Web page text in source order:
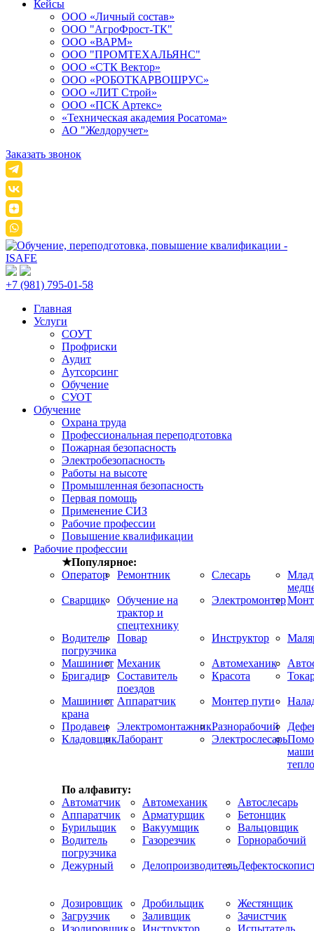
Кейсы
ООО «Личный состав»
ООО "АгроФрост-ТК"
ООО «ВАРМ»
ООО "ПРОМТЕХАЛЬЯНС"
ООО «СТК Вектор»
ООО «РОБОТКАРВОШРУС»
ООО «ЛИТ Строй»
ООО «ПСК Артекс»
«Техническая академия Росатома»
АО "Желдоручет»
Заказать звонок
+7 (981) 795-01-58
Главная
Услуги
СОУТ
Профриски
Аудит
Аутсорсинг
Обучение
СУОТ
Обучение
Охрана труда
Профессиональная переподготовка
Пожарная безопасность
Электробезопасность
Работы на высоте
Промышленная безопасность
Первая помощь
Применение СИЗ
Рабочие профессии
Повышение квалификации
Рабочие профессии
★Популярное:
Оператор
Ремонтник Слесарь
Сварщик
Обучение на
трактор и
спецтехнику
Электромонтер
Водитель
погрузчика
Повар Инструктор
Машинист Механик Автомеханик
Бригадир
Составитель
поездов
Красота
Машинист
крана
Аппаратчик Монтер пути
Продавец ЭлектромонтажникРазнорабочий
КладовщикЛаборант Электрослесарь
По алфавиту:
Автоматчик
Автомеханик
Автослесарь
Аппаратчик
Арматурщик
Бетонщик
Бурильщик
Вакуумщик
Вальцовщик
Водитель
погрузчика
Газорезчик Горнорабочий
Дежурный Делопроизводитель
Дозировщик Дробильщик
Жестянщик
Загрузчик
Заливщик
Зачистчик
Изолировщик
Инструктор
Испытатель